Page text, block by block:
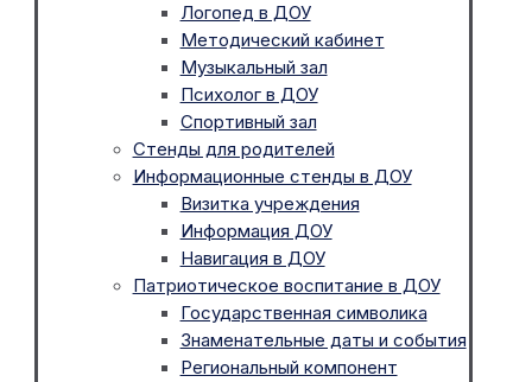
Логопед в ДОУ
Методический кабинет
Музыкальный зал
Психолог в ДОУ
Спортивный зал
Стенды для родителей
Информационные стенды в ДОУ
Визитка учреждения
Информация ДОУ
Навигация в ДОУ
Патриотическое воспитание в ДОУ
Государственная символика
Знаменательные даты и события
Региональный компонент